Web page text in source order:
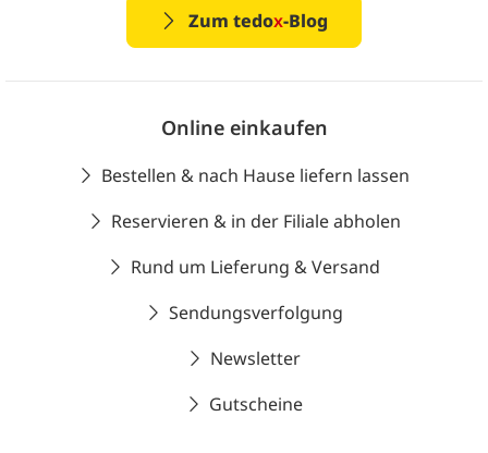
Zum tedox-Blog
Online einkaufen
Bestellen & nach Hause liefern lassen
Reservieren & in der Filiale abholen
Rund um Lieferung & Versand
Sendungsverfolgung
Newsletter
Gutscheine